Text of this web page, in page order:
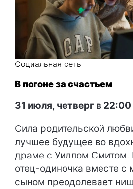
Социальная сеть
В погоне за счастьем
31 июля, четверг в 22:00
Сила родительской
лучшее будущее во
драме с Уиллом Смитом.
отец-одиночка вместе с
сыном преодолевает